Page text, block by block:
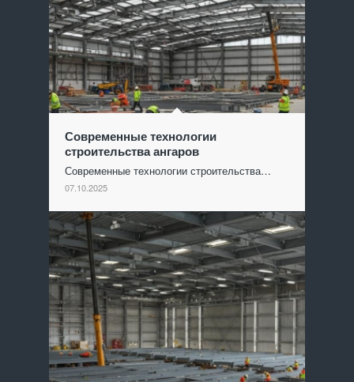
Современные технологии
строительства ангаров
Современные технологии строительства…
07.10.2025